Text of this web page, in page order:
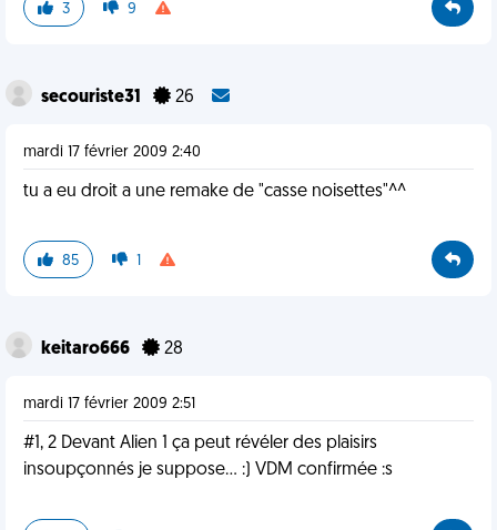
3 9
secouriste31 26
mardi 17 février 2009 2:40
tu a eu droit a une remake de "casse noisettes"^^
85 1
keitaro666 28
mardi 17 février 2009 2:51
#1, 2 Devant Alien 1 ça peut révéler des plaisirs
insoupçonnés je suppose... :) VDM confirmée :s